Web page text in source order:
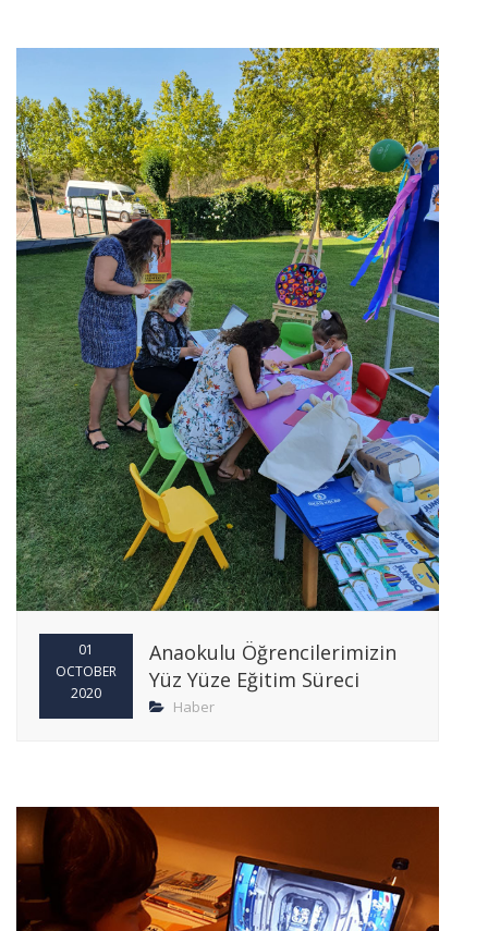
01
OCTOBER
2020
Anaokulu Öğrencilerimizin
Yüz Yüze Eğitim Süreci
Haber